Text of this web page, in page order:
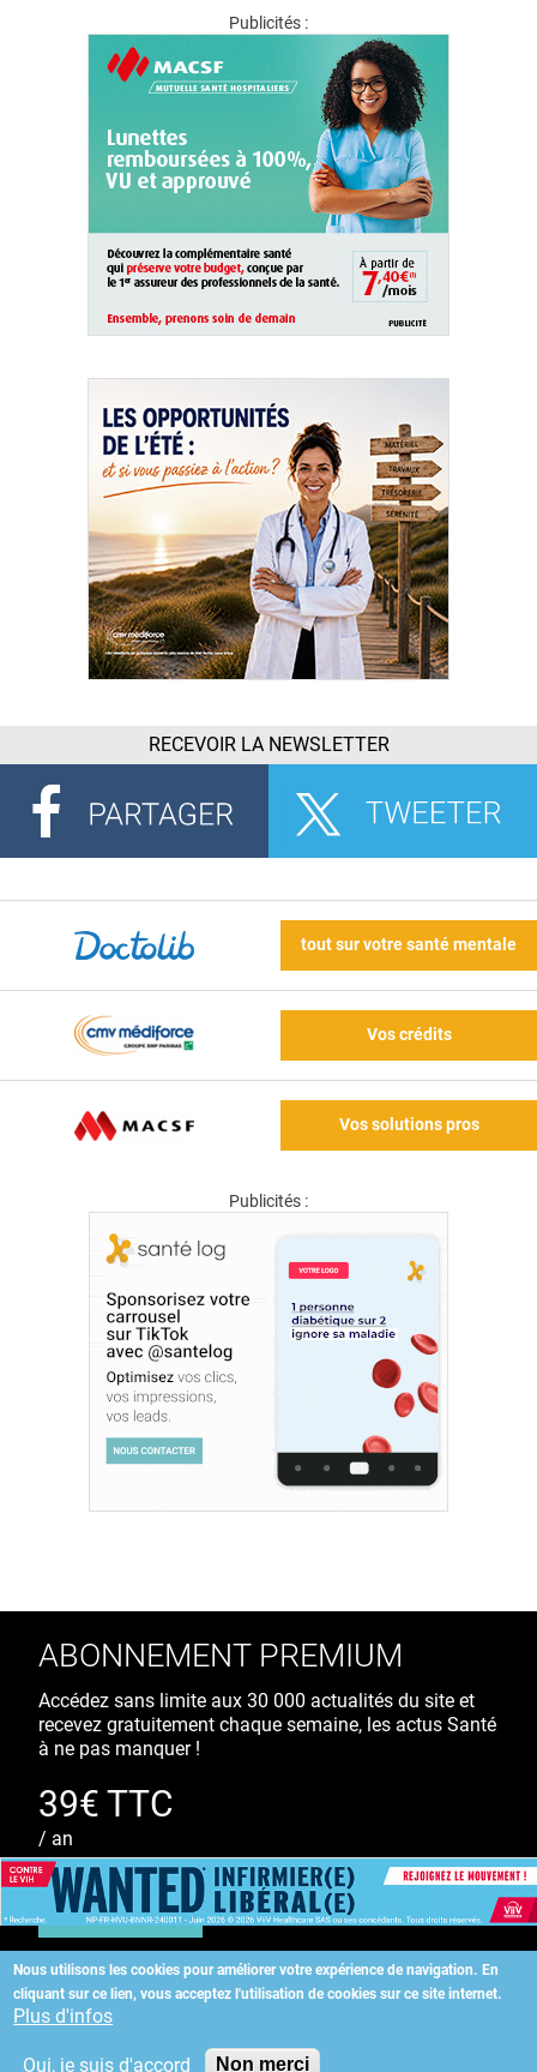
Publicités :
RECEVOIR LA NEWSLETTER
tout sur votre santé mentale
Vos crédits
Vos solutions pros
Publicités :
Nous utilisons les cookies pour améliorer votre expérience de navigation. En
cliquant sur ce lien, vous acceptez l'utilisation de cookies sur ce site internet.
Plus d'infos
Oui, je suis d'accord Non merci
ABONNEMENT PREMIUM
Accédez sans limite aux 30 000 actualités du site et
recevez gratuitement chaque semaine, les actus Santé
à ne pas manquer !
39€ TTC
/ an
S'ABONNER
Copyright©2026 ALLIEDHEALTH